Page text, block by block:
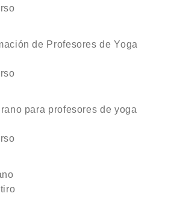
de Profesores de Yoga
para profesores de yoga